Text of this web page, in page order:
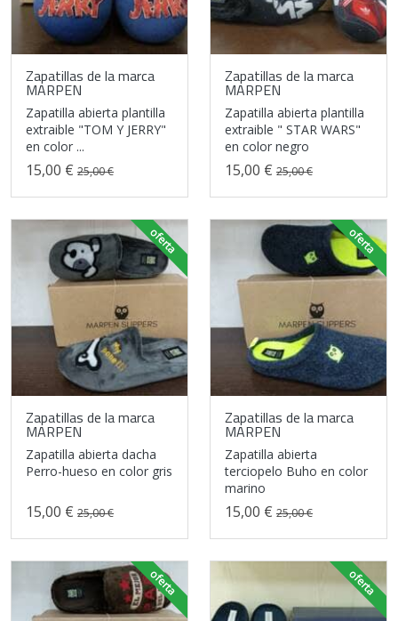
Zapatillas de la marca
MARPEN
Zapatilla abierta plantilla
extraible "TOM Y JERRY"
en color ...
15,00 € 25,00 €
Zapatillas de la marca
MARPEN
Zapatilla abierta plantilla
extraible " STAR WARS"
en color negro
15,00 € 25,00 €
Zapatillas de la marca
MARPEN
Zapatilla abierta dacha
Perro-hueso en color gris
15,00 € 25,00 €
oferta
Zapatillas de la marca
MARPEN
Zapatilla abierta
terciopelo Buho en color
marino
15,00 € 25,00 €
oferta
oferta oferta